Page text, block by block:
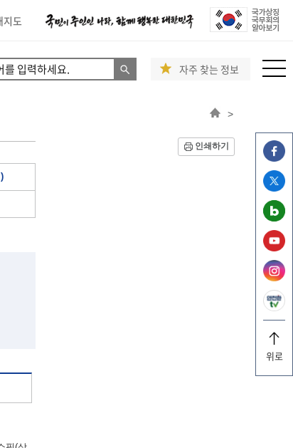
지도
위로
자주 찾는 정보
>
인쇄하기